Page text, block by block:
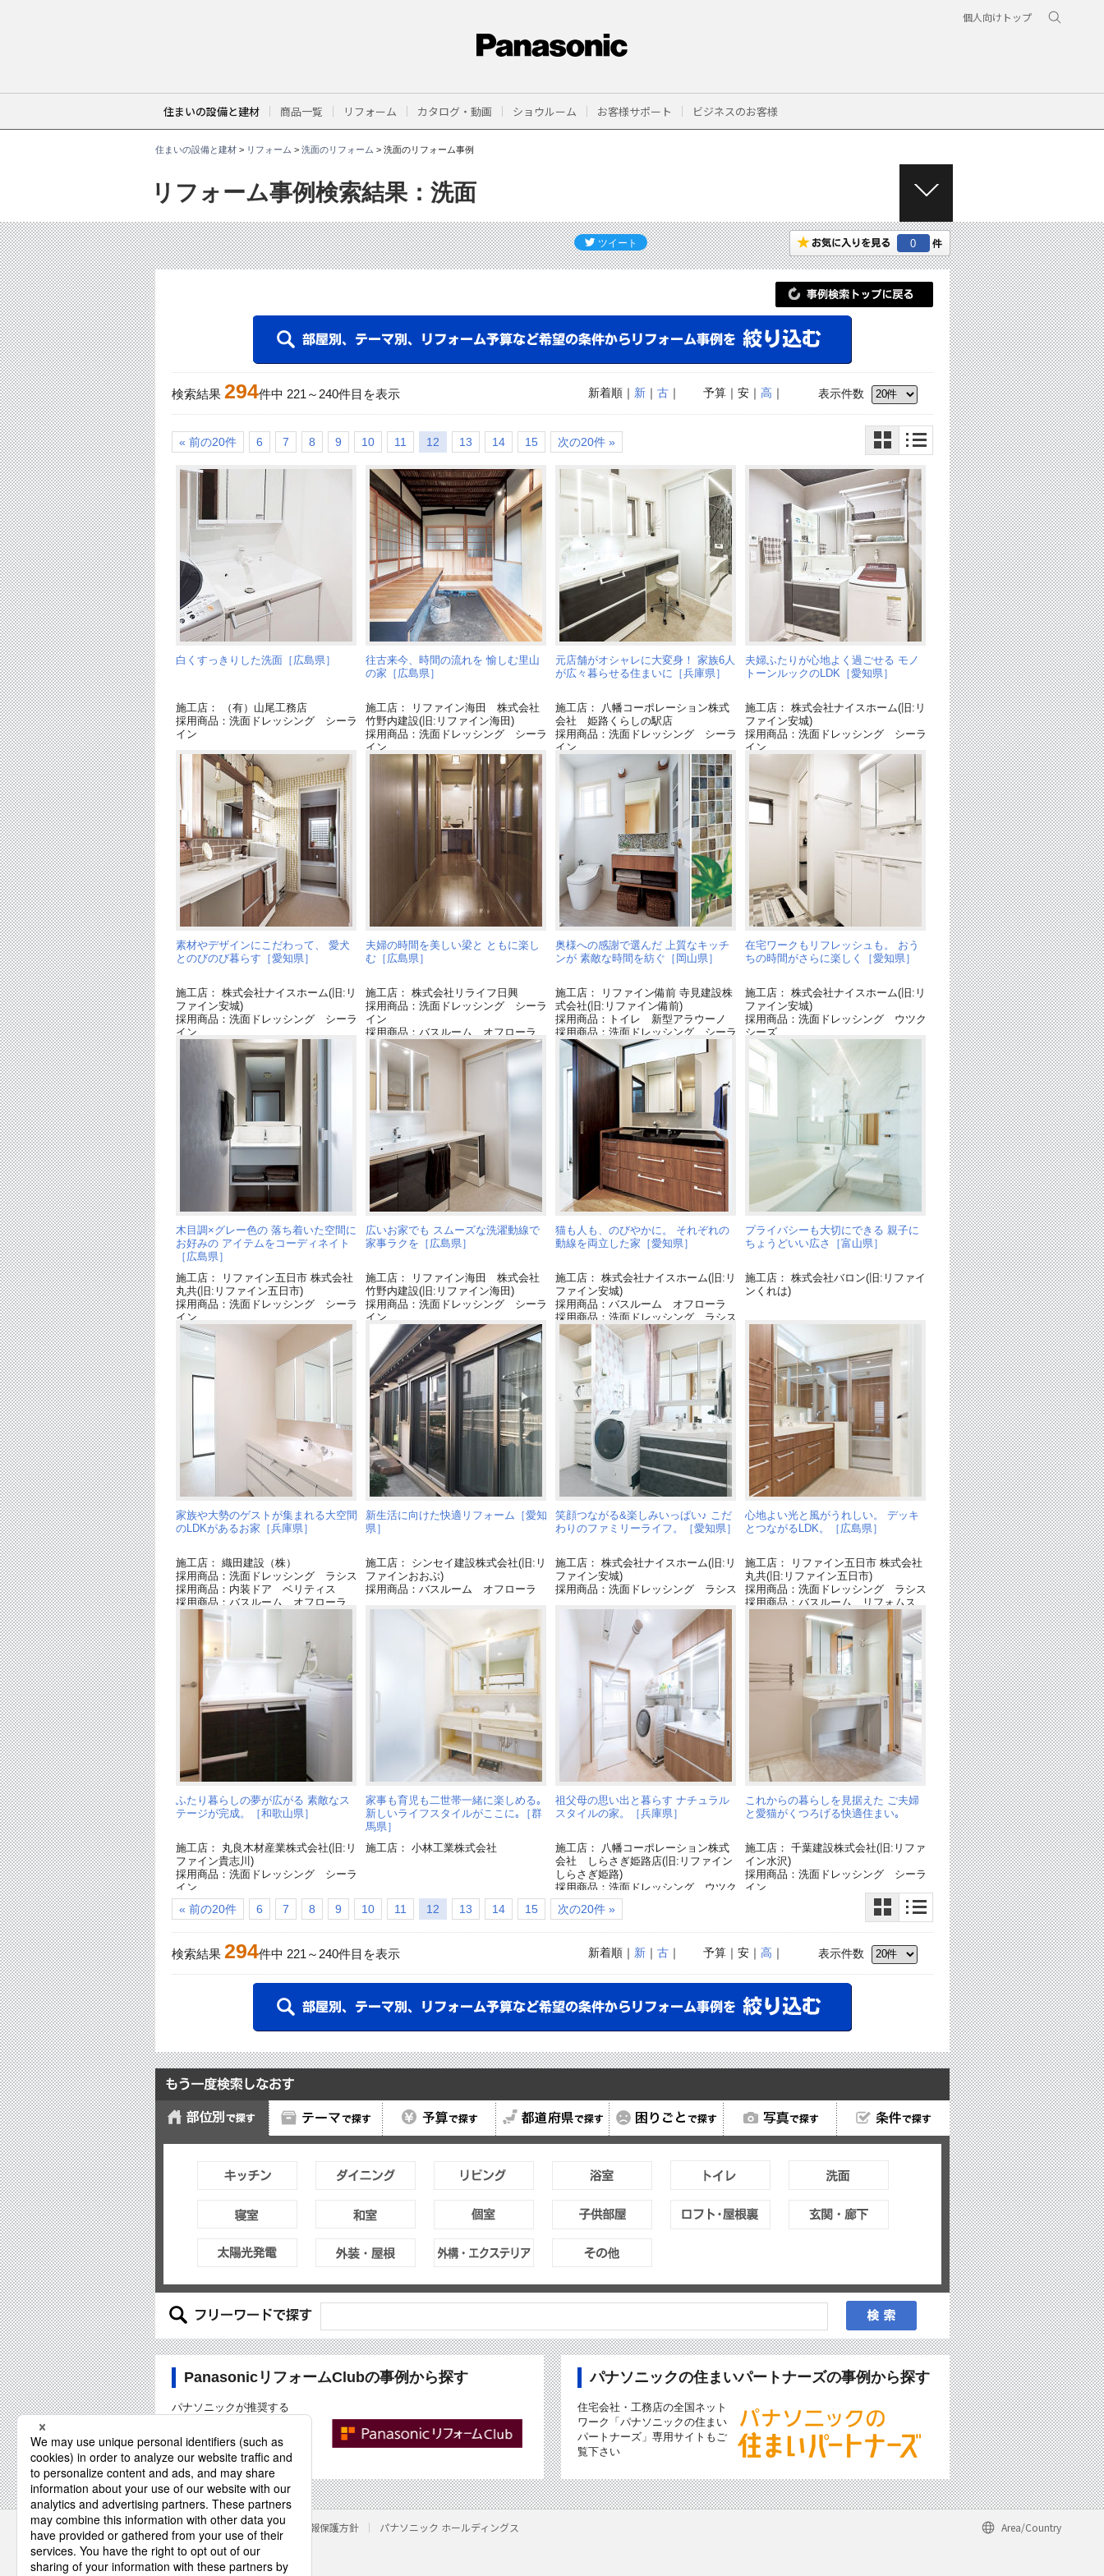
個人向けトップ
住まいの設備と建材 商品一覧 リフォーム カタログ・動画 ショウルーム お客様サポート ビジネスのお客様
住まいの設備と建材> リフォーム > 洗面のリフォーム > 洗面のリフォーム事例
リフォーム事例検索結果：洗面
E
N
。
0
検索結果 294件中 221 ～ 240件目を表示 表示件数
予算｜安｜ 高 ｜
新着順｜ 新｜ 古｜
« 前の20件 6 7 8 9 10 11 12 13 14 15 次の20件 »
白くすっきりした洗面［広島県］
施工店： （有）山尾工務店
採用商品：洗面ドレッシング シーラ
イン
往古来今、時間の流れを 愉しむ里山
の家［広島県］
施工店： リファイン海田 株式会社
竹野内建設(旧:リファイン海田)
採用商品：洗面ドレッシング シーラ
イン
採用商品：スポットライト
元店舗がオシャレに大変身！ 家族6人
が広々暮らせる住まいに［兵庫県］
施工店： 八幡コーポレーション株式
会社 姫路くらしの駅店
採用商品：洗面ドレッシング シーラ
イン
採用商品：バスルーム オフローラ
夫婦ふたりが心地よく過ごせる モノ
トーンルックのLDK［愛知県］
施工店： 株式会社ナイスホーム(旧:リ
ファイン安城)
採用商品：洗面ドレッシング シーラ
イン
採用商品：アラウーノ L150シリーズ
採用商品：アラウーノ トイレカウン
ター
素材やデザインにこだわって、 愛犬
とのびのび暮らす［愛知県］
施工店： 株式会社ナイスホーム(旧:リ
ファイン安城)
採用商品：洗面ドレッシング シーラ
イン
採用商品：トイレ NEWアラウーノ
採用商品：アラウーノ手洗い
夫婦の時間を美しい梁と ともに楽し
む［広島県］
施工店： 株式会社リライフ日興
採用商品：洗面ドレッシング シーラ
イン
採用商品：バスルーム オフローラ
奥様への感謝で選んだ 上質なキッチ
ンが 素敵な時間を紡ぐ［岡山県］
施工店： リファイン備前 寺見建設株
式会社(旧:リファイン備前)
採用商品：トイレ 新型アラウーノ
採用商品：洗面ドレッシング シーラ
イン
在宅ワークもリフレッシュも。 おう
ちの時間がさらに楽しく［愛知県］
施工店： 株式会社ナイスホーム(旧:リ
ファイン安城)
採用商品：洗面ドレッシング ウツク
シーズ
木目調×グレー色の 落ち着いた空間に
お好みの アイテムをコーディネイト
［広島県］
施工店： リファイン五日市 株式会社
丸共(旧:リファイン五日市)
採用商品：洗面ドレッシング シーラ
イン
採用商品：内装ドア クラフトレーベ
広いお家でも スムーズな洗濯動線で
家事ラクを［広島県］
施工店： リファイン海田 株式会社
竹野内建設(旧:リファイン海田)
採用商品：洗面ドレッシング シーラ
イン
採用商品：トイレ アラウーノ ＳⅡ
猫も人も、のびやかに。 それぞれの
動線を両立した家［愛知県］
施工店： 株式会社ナイスホーム(旧:リ
ファイン安城)
採用商品：バスルーム オフローラ
採用商品：洗面ドレッシング ラシス
プライバシーも大切にできる 親子に
ちょうどいい広さ［富山県］
施工店： 株式会社バロン(旧:リファイ
ンくれは)
家族や大勢のゲストが集まれる大空間
のLDKがあるお家［兵庫県］
施工店： 織田建設（株）
採用商品：洗面ドレッシング ラシス
採用商品：内装ドア ベリティス
採用商品：バスルーム オフローラ
新生活に向けた快適リフォーム［愛知
県］
施工店： シンセイ建設株式会社(旧:リ
ファインおおぶ)
採用商品：バスルーム オフローラ
笑顔つながる&楽しみいっぱい♪ こだ
わりのファミリーライフ。［愛知県］
施工店： 株式会社ナイスホーム(旧:リ
ファイン安城)
採用商品：洗面ドレッシング ラシス
心地よい光と風がうれしい。 デッキ
とつながるLDK。［広島県］
施工店： リファイン五日市 株式会社
丸共(旧:リファイン五日市)
採用商品：洗面ドレッシング ラシス
採用商品：バスルーム リフォムス
ふたり暮らしの夢が広がる 素敵なス
テージが完成。［和歌山県］
施工店： 丸良木材産業株式会社(旧:リ
ファイン貴志川)
採用商品：洗面ドレッシング シーラ
イン
家事も育児も二世帯一緒に楽しめる｡
新しいライフスタイルがここに｡［群
馬県］
施工店： 小林工業株式会社
祖父母の思い出と暮らす ナチュラル
スタイルの家。［兵庫県］
施工店： 八幡コーポレーション株式
会社 しらさぎ姫路店(旧:リファイン
しらさぎ姫路)
採用商品：洗面ドレッシング ウツク
シーズ
採用商品：ホシ姫サマ
これからの暮らしを見据えた ご夫婦
と愛猫がくつろげる快適住まい｡
施工店： 千葉建設株式会社(旧:リファ
イン水沢)
採用商品：洗面ドレッシング シーラ
イン
採用商品：アクアハート洗面
« 前の20件 6 7 8 9 10 11 12 13 14 15 次の20件 »
検索結果 294件中 221 ～ 240件目を表示 表示件数
予算｜安｜ 高 ｜
新着順｜ 新｜ 古｜
PanasonicリフォームClubの事例から探す
パナソニックが推奨する
「PanasonicリフォームClub」
専用サイトもご覧下さい
パナソニックの住まいパートナーズの事例から探す
住宅会社・工務店の全国ネット
ワーク「パナソニックの住まい
パートナーズ」専用サイトもご
覧下さい
サイトのご利用にあたって クッキーポリシー 個人情報保護方針 パナソニック ホールディングス
Area/Country
パナソニック株式会社
© Panasonic Corporation